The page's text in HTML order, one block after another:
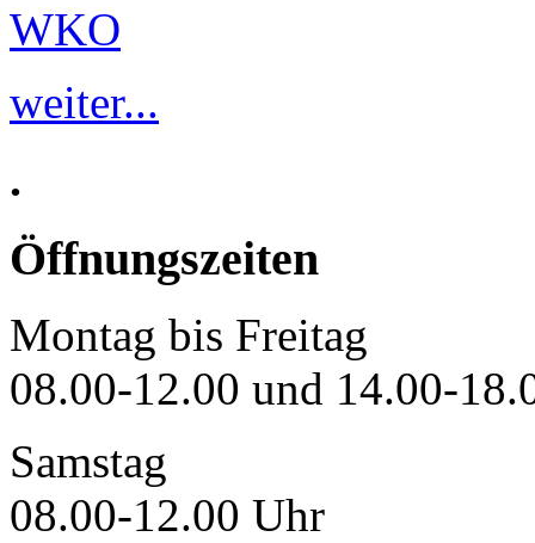
WKO
weiter...
.
Öffnungszeiten
Montag bis Freitag
08.00-12.00 und 14.00-
Samstag
08.00-12.00 Uhr